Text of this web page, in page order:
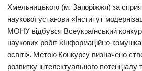
Хмельницького (м. Запоріжжя) за
наукової установи «Інститут
МОНУ відбувся Всеукраїнський
наукових робіт «Інформаційно-
освіті». Метою Конкурсу визначено
розвитку інтелектуального потенціалу